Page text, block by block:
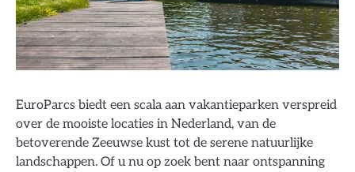
EuroParcs biedt een scala aan vakantieparken verspreid
over de mooiste locaties in Nederland, van de
betoverende Zeeuwse kust tot de serene natuurlijke
landschappen. Of u nu op zoek bent naar ontspanning